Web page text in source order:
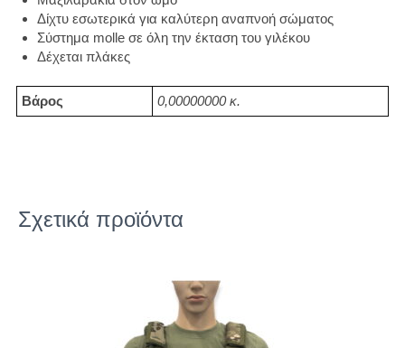
Δίχτυ εσωτερικά για καλύτερη αναπνοή σώματος
Σύστημα molle σε όλη την έκταση του γιλέκου
Δέχεται πλάκες
Βάρος 0,00000000 κ.
Σχετικά προϊόντα